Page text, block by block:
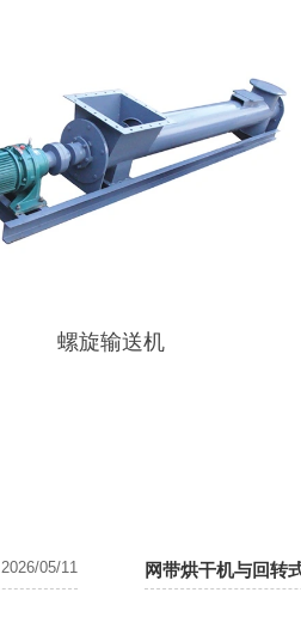
螺旋输送机
2026/05/11 网带烘干机与回转